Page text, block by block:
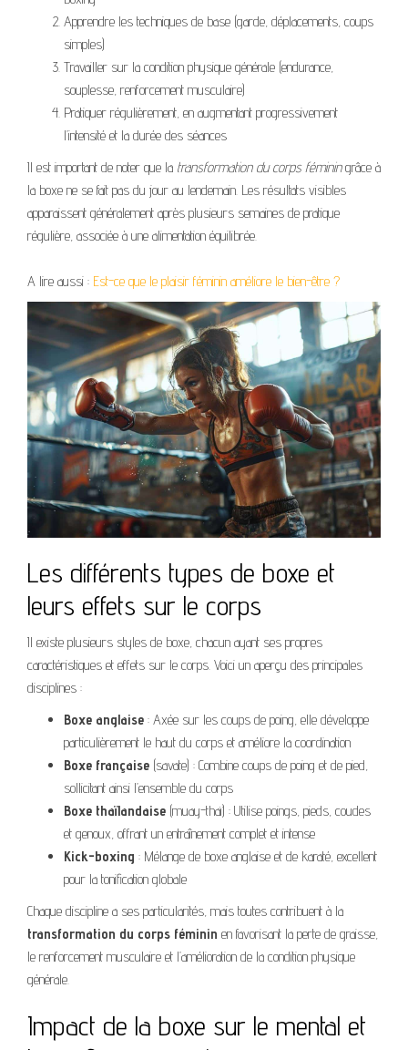
Apprendre les techniques de base (garde, déplacements, coups
simples)
Travailler sur la condition physique générale (endurance,
souplesse, renforcement musculaire)
Pratiquer régulièrement, en augmentant progressivement
l’intensité et la durée des séances
Il est important de noter que la transformation du corps féminingrâce à
la boxe ne se fait pas du jour au lendemain. Les résultats visibles
apparaissent généralement après plusieurs semaines de pratique
régulière, associée à une alimentation équilibrée.
A lire aussi : Est-ce que le plaisir féminin améliore le bien-être ?
Les différents types de boxe et
leurs effets sur le corps
Il existe plusieurs styles de boxe, chacun ayant ses propres
caractéristiques et effets sur le corps. Voici un aperçu des principales
disciplines :
Boxe anglaise : Axée sur les coups de poing, elle développe
particulièrement le haut du corps et améliore la coordination
Boxe française (savate) : Combine coups de poing et de pied,
sollicitant ainsi l’ensemble du corps
Boxe thaïlandaise (muay-thaï) : Utilise poings, pieds, coudes
et genoux, offrant un entraînement complet et intense
Kick-boxing : Mélange de boxe anglaise et de karaté, excellent
pour la tonification globale
Chaque discipline a ses particularités, mais toutes contribuent à la
transformation du corps féminin en favorisant la perte de graisse,
le renforcement musculaire et l’amélioration de la condition physique
générale.
Impact de la boxe sur le mental et